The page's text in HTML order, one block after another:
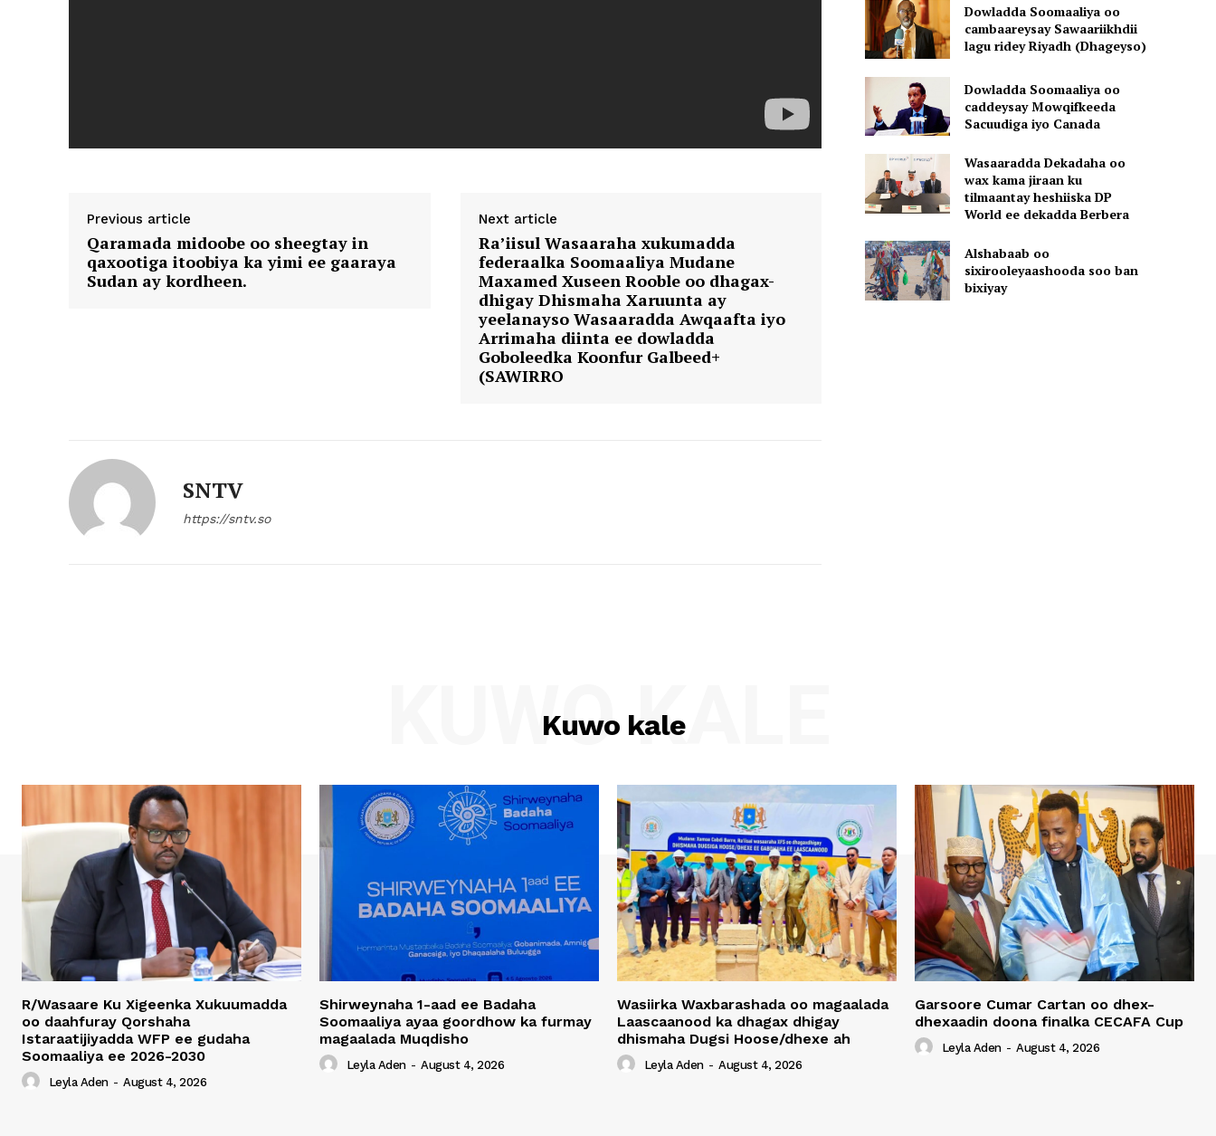
Previous article
Qaramada midoobe oo sheegtay in
qaxootiga itoobiya ka yimi ee gaaraya
Sudan ay kordheen.
Next article
Ra’iisul Wasaaraha xukumadda
federaalka Soomaaliya Mudane
Maxamed Xuseen Rooble oo dhagax-
dhigay Dhismaha Xaruunta ay
yeelanayso Wasaaradda Awqaafta iyo
Arrimaha diinta ee dowladda
Goboleedka Koonfur Galbeed+
(SAWIRRO
SNTV
https://sntv.so
Dowladda Soomaaliya oo
cambaareysay Sawaariikhdii
lagu ridey Riyadh (Dhageyso)
Dowladda Soomaaliya oo
caddeysay Mowqifkeeda
Sacuudiga iyo Canada
Wasaaradda Dekadaha oo
wax kama jiraan ku
tilmaantay heshiiska DP
World ee dekadda Berbera
Alshabaab oo
sixirooleyaashooda soo ban
bixiyay
Kuwo kale
KUWO KALE
R/Wasaare Ku Xigeenka Xukuumadda
oo daahfuray Qorshaha
Istaraatijiyadda WFP ee gudaha
Soomaaliya ee 2026-2030
Leyla Aden - August 4, 2026
Shirweynaha 1-aad ee Badaha
Soomaaliya ayaa goordhow ka furmay
magaalada Muqdisho
Leyla Aden - August 4, 2026
Wasiirka Waxbarashada oo magaalada
Laascaanood ka dhagax dhigay
dhismaha Dugsi Hoose/dhexe ah
Leyla Aden - August 4, 2026
Garsoore Cumar Cartan oo dhex-
dhexaadin doona finalka CECAFA Cup
Leyla Aden - August 4, 2026